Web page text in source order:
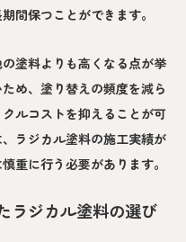
間保つことができます。
塗料よりも高くなる点が挙
め、塗り替えの頻度を減ら
ルコストを抑えることが可
ラジカル塗料の施工実績が
重に行う必要があります。
ラジカル塗料の選び